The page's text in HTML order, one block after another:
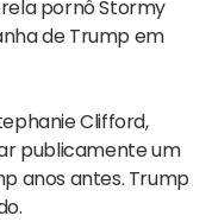
pornô Stormy
de Trump em
Clifford,
publicamente um
anos antes. Trump